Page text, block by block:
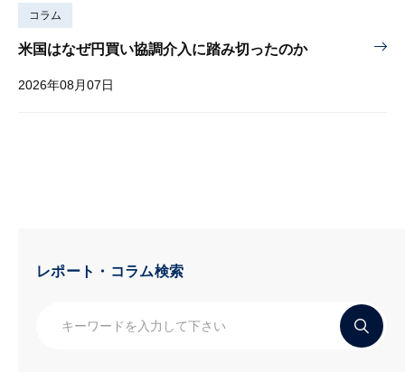
コラム
米国はなぜ円買い協調介入に踏み切ったのか
2026年08月07日
レポート・コラム検索